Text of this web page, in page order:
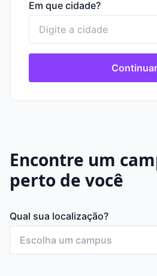
Em que cidade?
Continuar
Encontre um
perto de você
Qual sua localização?